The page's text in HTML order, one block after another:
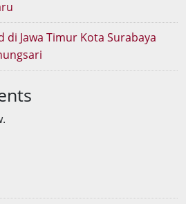
di Jawa Timur Kota Surabaya